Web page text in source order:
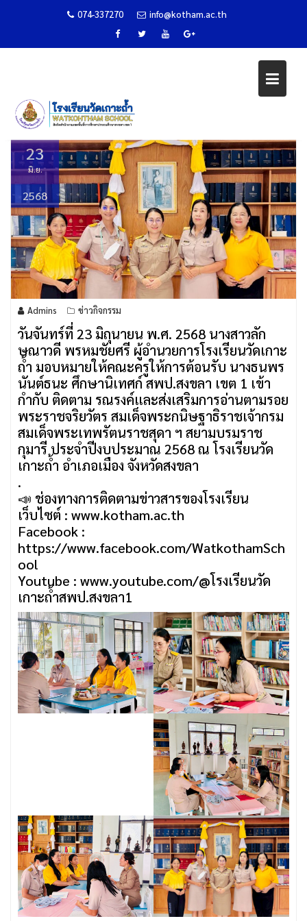
074-337270 info@kotham.ac.th
ส่งเสริมการอ่านตามรอยพระราช
Home ข่าวกิจกรรม ส่งเสริมการอ่านตามรอยพระราชจริยวัตร
23
มิ.ย.
2568
Admins ข่าวกิจกรรม
วันจันทร์ที่ 23 มิถุนายน พ.ศ. 2568 นางสาวลัก
ษณาวดี พรหมชัยศรี ผู้อำนวยการโรงเรียนวัดเกาะ
ถ้ำ มอบหมายให้คณะครูให้การต้อนรับ นางธนพร
นันต์ธนะ ศึกษานิเทศก์ สพป.สงขลา เขต 1 เข้า
กำกับ ติดตาม รณรงค์และส่งเสริมการอ่านตามรอย
พระราชจริยวัตร สมเด็จพระกนิษฐาธิราชเจ้ากรม
สมเด็จพระเทพรัตนราชสุดา ฯ สยามบรมราช
กุมารี ประจำปีงบประมาณ 2568 ณ โรงเรียนวัด
เกาะถ้ำ อำเภอเมือง จังหวัดสงขลา
.
📣 ช่องทางการติดตามข่าวสารของโรงเรียน
เว็บไซต์ : www.kotham.ac.th
Facebook :
https://www.facebook.com/WatkothamSch
ool
Youtube : www.youtube.com/@โรงเรียนวัด
เกาะถ้ําสพป.สงขลา1